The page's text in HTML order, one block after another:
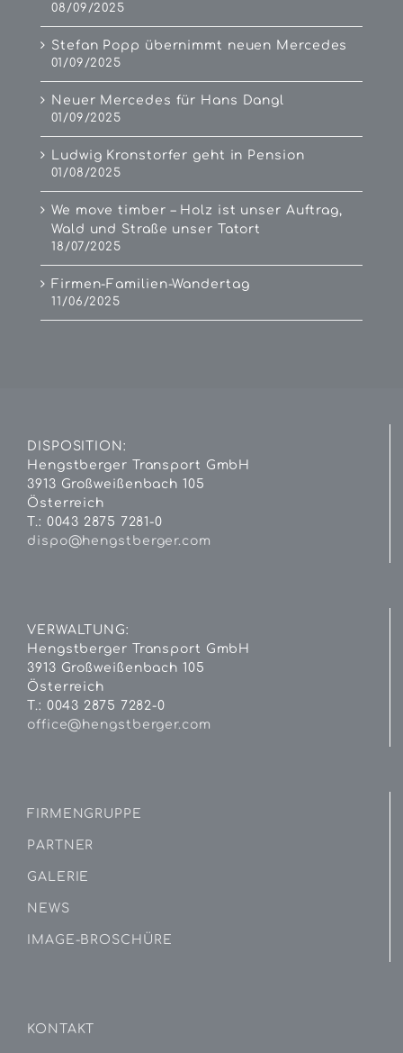
08/09/2025
Stefan Popp übernimmt neuen Mercedes
01/09/2025
Neuer Mercedes für Hans Dangl
01/09/2025
Ludwig Kronstorfer geht in Pension
01/08/2025
We move timber – Holz ist unser Auftrag,
Wald und Straße unser Tatort
18/07/2025
Firmen-Familien-Wandertag
11/06/2025
DISPOSITION:
Hengstberger Transport GmbH
3913 Großweißenbach 105
Österreich
T.: 0043 2875 7281-0
dispo@hengstberger.com
VERWALTUNG:
Hengstberger Transport GmbH
3913 Großweißenbach 105
Österreich
T.: 0043 2875 7282-0
office@hengstberger.com
FIRMENGRUPPE
PARTNER
GALERIE
NEWS
IMAGE-BROSCHÜRE
KONTAKT